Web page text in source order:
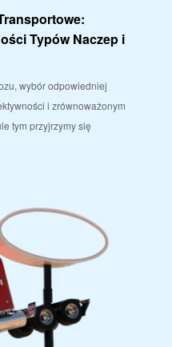
Typów Naczep i
wybór odpowiedniej
i zrównoważonym
tym przyjrzymy się